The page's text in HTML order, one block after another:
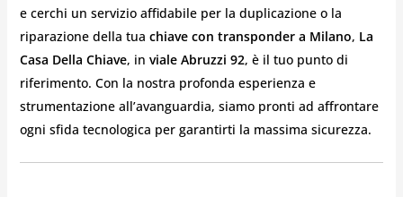
e cerchi un servizio affidabile per la duplicazione o la
riparazione della tua chiave con transponder a Milano, La
Casa Della Chiave, in viale Abruzzi 92, è il tuo punto di
riferimento. Con la nostra profonda esperienza e
strumentazione all’avanguardia, siamo pronti ad affrontare
ogni sfida tecnologica per garantirti la massima sicurezza.